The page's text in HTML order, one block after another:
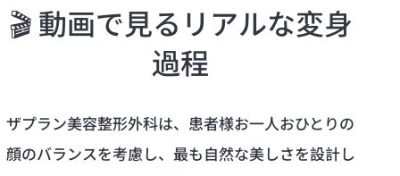
🎬 動画で見るリアルな変身
過程
ザプラン美容整形外科は、患者様お一人おひとりの
顔のバランスを考慮し、最も自然な美しさを設計し